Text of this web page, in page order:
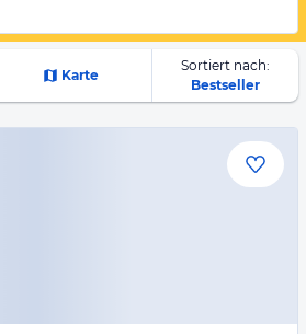
Karte
Sortiert nach:
Bestseller